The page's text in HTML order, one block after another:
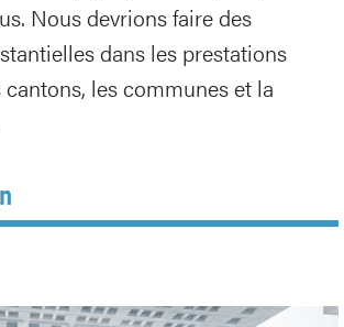
Nous devrions faire des
dans les prestations
les communes et la